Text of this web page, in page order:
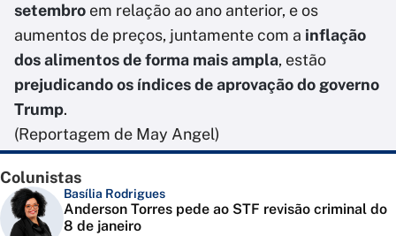
setembro em relação ao ano anterior, e os
aumentos de preços, juntamente com a inflação
dos alimentos de forma mais ampla, estão
prejudicando os índices de aprovação do governo
Trump.
(Reportagem de May Angel)
Colunistas
Basília Rodrigues
Anderson Torres pede ao STF revisão criminal do
8 de janeiro